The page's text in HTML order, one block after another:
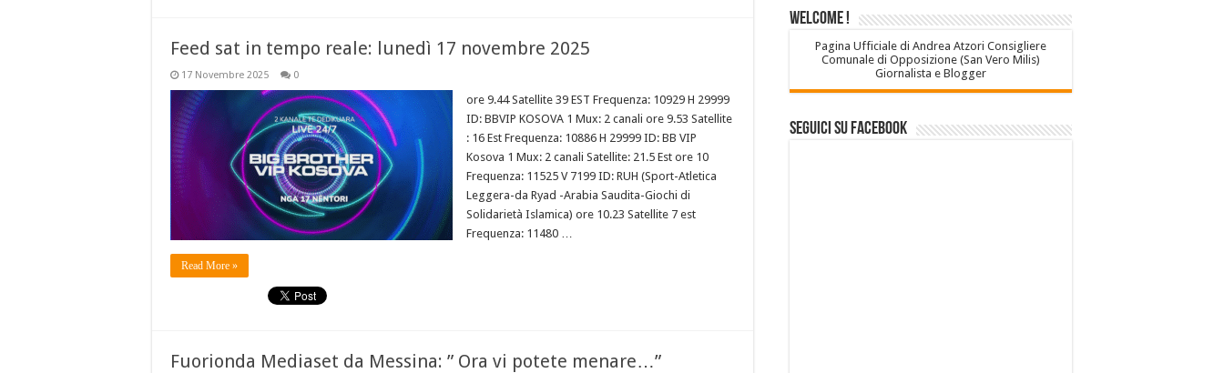
Feed sat in tempo reale: lunedì 17 novembre 2025
17 Novembre 2025 0
ore 9.44 Satellite 39 EST Frequenza: 10929 H 29999
ID: BBVIP KOSOVA 1 Mux: 2 canali ore 9.53 Satellite
: 16 Est Frequenza: 10886 H 29999 ID: BB VIP
Kosova 1 Mux: 2 canali Satellite: 21.5 Est ore 10
Frequenza: 11525 V 7199 ID: RUH (Sport-Atletica
Leggera-da Ryad -Arabia Saudita-Giochi di
Solidarietà Islamica) ore 10.23 Satellite 7 est
Frequenza: 11480 …
Read More »
Fuorionda Mediaset da Messina: ” Ora vi potete menare…”
Welcome !
Pagina Ufficiale di Andrea Atzori Consigliere
Comunale di Opposizione (San Vero Milis)
Giornalista e Blogger
Seguici su Facebook